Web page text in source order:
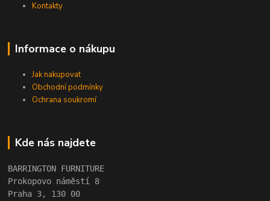
Kontakty
Informace o nákupu
Jak nakupovat
Obchodní podmínky
Ochrana soukromí
Kde nás najdete
BARRINGTON FURNITURE
Prokopovo náměstí 8
Praha 3, 130 00